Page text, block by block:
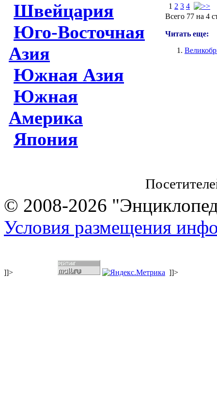
Швейцария
Юго-Восточная
Азия
Южная Азия
Южная
Америка
Япония
1 2 3 4
Всего 77 на 4
Читать еще:
© 2008-2026
Условия размещения
]]> ]]>